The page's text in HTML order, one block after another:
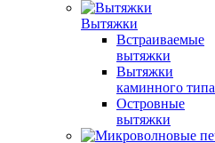
Вытяжки
Встраиваемые
вытяжки
Вытяжки
каминного типа
Островные
вытяжки